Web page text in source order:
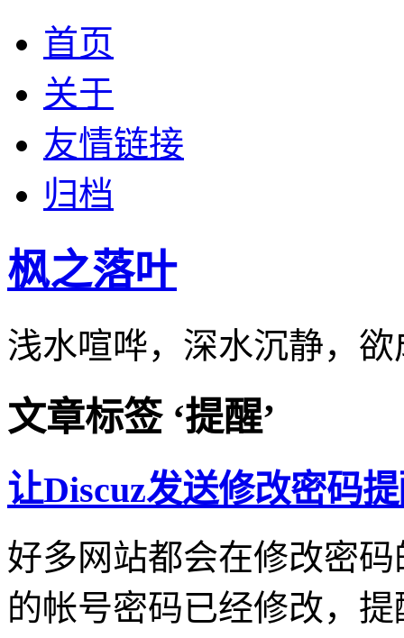
首页
关于
友情链接
归档
枫之落叶
浅水喧哗，深水沉静，
文章标签 ‘提醒’
让Discuz发送修改密码
好多网站都会在修改密
的帐号密码已经修改，